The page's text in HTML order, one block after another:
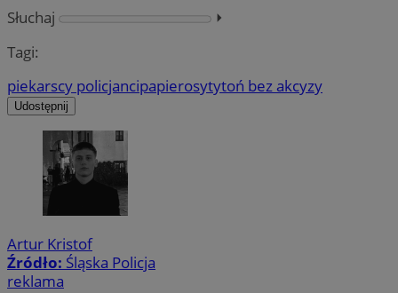
Słuchaj
⏵︎
Tagi:
piekarscy policjancipapierosytytoń bez akcyzy
Udostępnij
Artur Kristof
Źródło: Śląska Policja
reklama